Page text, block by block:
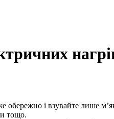
обережно і взувайте лише
тощо.